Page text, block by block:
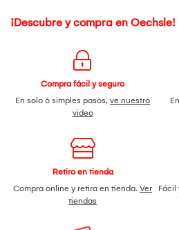
¡Descubre y compra en Oechsle!
Compra fácil y seguro
En solo 6 simples pasos, ve nuestro
video
Retiro en tienda
Compra online y retira en tienda. Ver
tiendas
Fácil